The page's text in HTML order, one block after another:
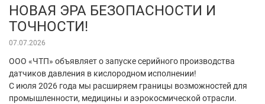
НОВАЯ ЭРА БЕЗОПАСНОСТИ И
ТОЧНОСТИ!
07.07.2026
ООО «ЧТП» объявляет о запуске серийного производства
датчиков давления в кислородном исполнении!
С июля 2026 года мы расширяем границы возможностей для
промышленности, медицины и аэрокосмической отрасли.